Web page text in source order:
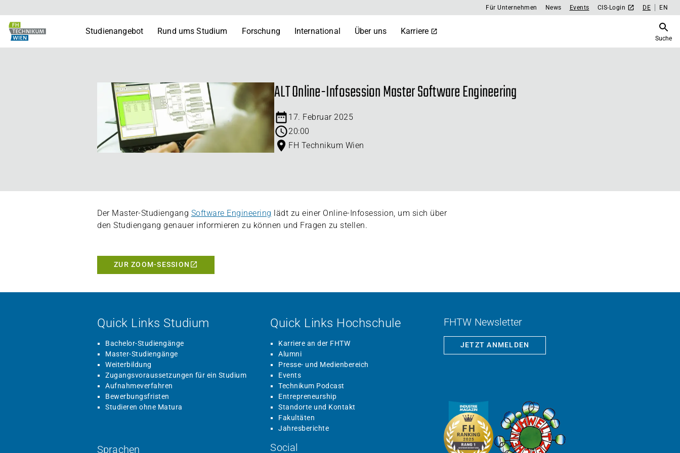
Für Unternehmen News Events CIS-Login DE EN
Studienangebot Rund ums Studium Forschung International Über uns Karriere
Suche
ALT Online-Infosession Master Software Engineering
17. Februar 2025
20:00
FH Technikum Wien
Der Master-Studiengang Software Engineering lädt zu einer Online-Infosession, um sich über
den Studiengang genauer informieren zu können und Fragen zu stellen.
ZUR ZOOM-SESSION
Quick Links Studium
Bachelor-Studiengänge
Master-Studiengänge
Weiterbildung
Zugangsvoraussetzungen für ein Studium
Aufnahmeverfahren
Bewerbungsfristen
Studieren ohne Matura
Quick Links Hochschule
Karriere an der FHTW
Alumni
Presse- und Medienbereich
Events
Technikum Podcast
Entrepreneurship
Standorte und Kontakt
Fakultäten
Jahresberichte
FHTW Newsletter
JETZT ANMELDEN
Sprachen Social